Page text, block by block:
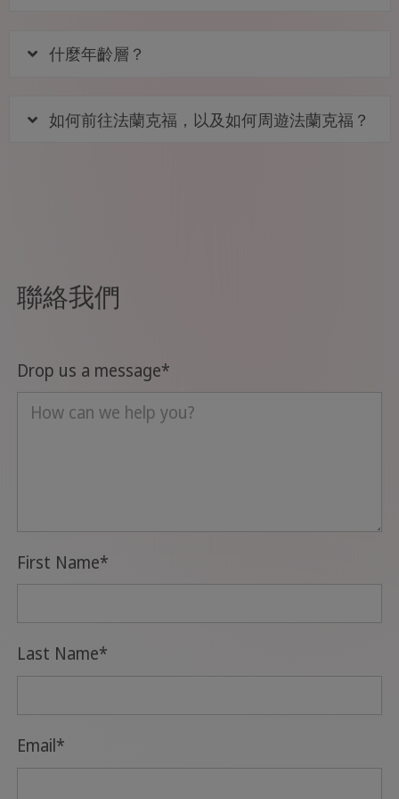
什麼年齡層？
如何前往法蘭克福，以及如何周遊法蘭克福？
聯絡我們
Drop us a message*
First Name*
Last Name*
Email*